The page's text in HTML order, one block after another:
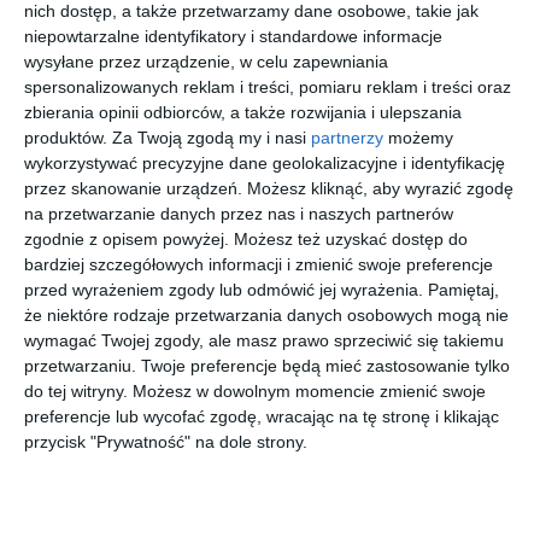
nich dostęp, a także przetwarzamy dane osobowe, takie jak
niepowtarzalne identyfikatory i standardowe informacje
wysyłane przez urządzenie, w celu zapewniania
spersonalizowanych reklam i treści, pomiaru reklam i treści oraz
zbierania opinii odbiorców, a także rozwijania i ulepszania
produktów. Za Twoją zgodą my i nasi partnerzy możemy
wykorzystywać precyzyjne dane geolokalizacyjne i identyfikację
przez skanowanie urządzeń. Możesz kliknąć, aby wyrazić zgodę
na przetwarzanie danych przez nas i naszych partnerów
zgodnie z opisem powyżej. Możesz też uzyskać dostęp do
bardziej szczegółowych informacji i zmienić swoje preferencje
przed wyrażeniem zgody lub odmówić jej wyrażenia.
Pamiętaj,
że niektóre rodzaje przetwarzania danych osobowych mogą nie
wymagać Twojej zgody, ale masz prawo sprzeciwić się takiemu
przetwarzaniu. Twoje preferencje będą mieć zastosowanie tylko
do tej witryny. Możesz w dowolnym momencie zmienić swoje
preferencje lub wycofać zgodę, wracając na tę stronę i klikając
przycisk "Prywatność" na dole strony.
INSPIRACJA
Minimalistyczny pokój
dziecięcy z łóżeczkiem
dziecięcym